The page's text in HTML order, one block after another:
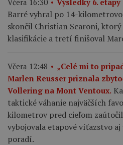
Barré vyhral po 14-
skončil Christian Scaroni, ktorý
klasifikácie a tretí finišoval
Včera 12:48
„Celé mi to
Marlen Reusser priznala
Vollering na Mont Ventoux.
taktické váhanie najväčších
kilometrov pred cieľom
vybojovala etapové víťazstvo aj
poradí.